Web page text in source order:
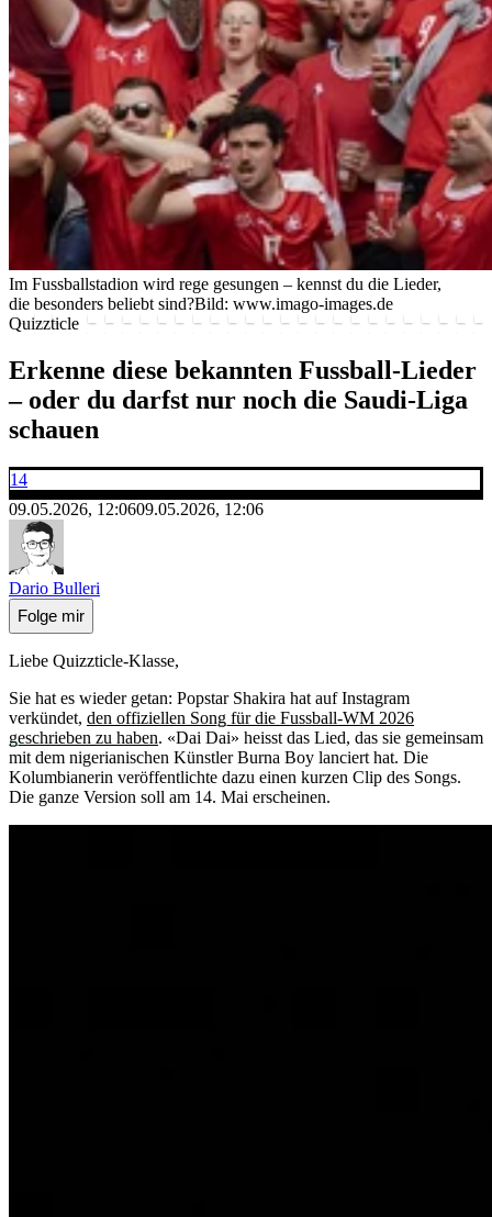
Im Fussballstadion wird rege gesungen – kennst du die Lieder,
die besonders beliebt sind?Bild: www.imago-images.de
Quizzticle
Erkenne diese bekannten Fussball-Lieder
– oder du darfst nur noch die Saudi-Liga
schauen
14
09.05.2026, 12:0609.05.2026, 12:06
Dario Bulleri
Folge mir
Liebe Quizzticle-Klasse,
Sie hat es wieder getan: Popstar Shakira hat auf Instagram
verkündet, den offiziellen Song für die Fussball-WM 2026
geschrieben zu haben. «Dai Dai» heisst das Lied, das sie gemeinsam
mit dem nigerianischen Künstler Burna Boy lanciert hat. Die
Kolumbianerin veröffentlichte dazu einen kurzen Clip des Songs.
Die ganze Version soll am 14. Mai erscheinen.